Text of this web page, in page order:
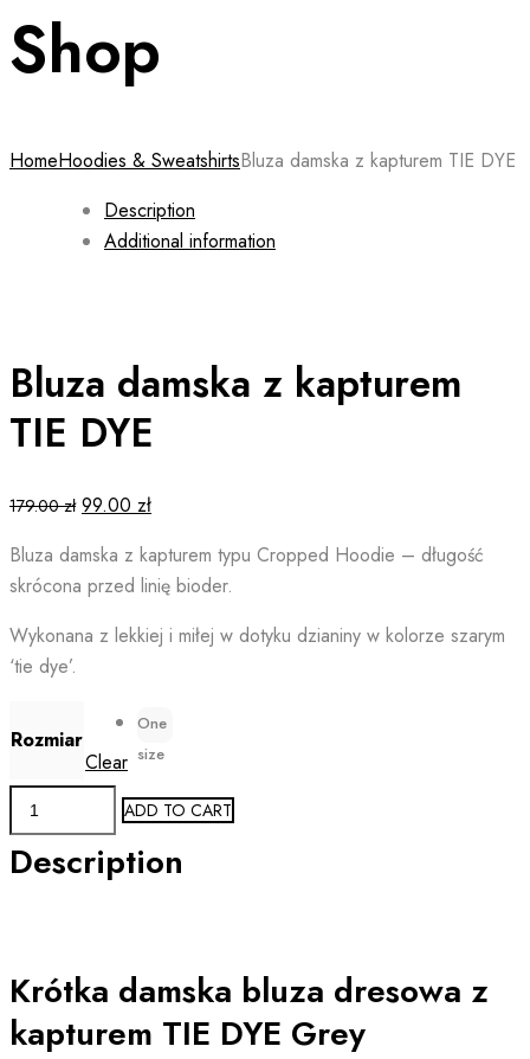
Shop
HomeHoodies & SweatshirtsBluza damska z kapturem TIE DYE
Bluza damska z kapturem
TIE DYE
179.00zł Original
was:
179.00 zł.
99.00 złCurrent
is:
99.00 zł.
Bluza damska z kapturem typu Cropped Hoodie – długość
skrócona przed linię bioder.
Wykonana z lekkiej i miłej w dotyku dzianiny w kolorze szarym
‘tie dye’.
Rozmiar
One
size
Clear
Bluza
damska
z
quantity
ADD TO CART
Description
Additional information
Description
Krótka damska bluza dresowa z
kapturem TIE DYE Grey